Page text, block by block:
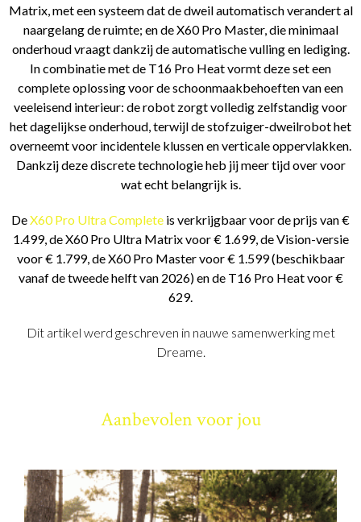
Matrix, met een systeem dat de dweil automatisch verandert al
naargelang de ruimte; en de X60 Pro Master, die minimaal
onderhoud vraagt dankzij de automatische vulling en lediging.
In combinatie met de T16 Pro Heat vormt deze set een
complete oplossing voor de schoonmaakbehoeften van een
veeleisend interieur: de robot zorgt volledig zelfstandig voor
het dagelijkse onderhoud, terwijl de stofzuiger-dweilrobot het
overneemt voor incidentele klussen en verticale oppervlakken.
Dankzij deze discrete technologie heb jij meer tijd over voor
wat echt belangrijk is.
DeX60 Pro Ultra Complete is verkrijgbaar voor de prijs van €
1.499, de X60 Pro Ultra Matrix voor € 1.699, de Vision-versie
voor € 1.799, de X60 Pro Master voor € 1.599 (beschikbaar
vanaf de tweede helft van 2026) en de T16 Pro Heat voor €
629.
Dit artikel werd geschreven in nauwe samenwerking met
Dreame.
Aanbevolen voor jou